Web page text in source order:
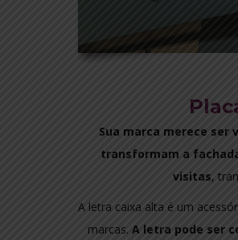
Sua marca merece ser
transformam a
visitas,
A letra caixa alta é um
marcas. A letra pode ser